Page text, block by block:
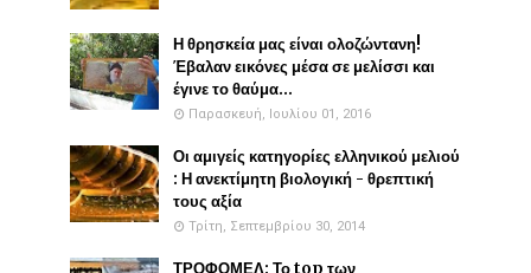
Η θρησκεία μας είναι ολοζώντανη!
Έβαλαν εικόνες μέσα σε μελίσσι και
έγινε το θαύμα...
Παρασκευή, Ιουλίου 01, 2016
Οι αμιγείς κατηγορίες ελληνικού μελιού
: Η ανεκτίμητη βιολογική - θρεπτική
τους αξία
Τρίτη, Σεπτεμβρίου 30, 2014
ΤΡΟΦΟΜΕΛ: Το top των